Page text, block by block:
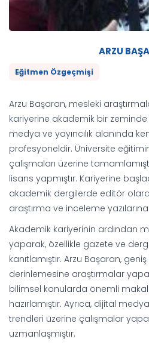
ARZU
Eğitmen Özgeçmişi
Arzu Başaran, mesleki
kariyerine akademik bir
medya ve yayıncılık alanında
profesyoneldir. Üniversite
çalışmaları üzerine
lisans yapmıştır. Kariyerine
akademik dergilerde editör
araştırma ve inceleme
Akademik kariyerinin ardından
yaparak, özellikle gazete ve dergi
kanıtlamıştır. Arzu Başaran,
derinlemesine araştırmalar
bilimsel konularda önemli
hazırlamıştır. Ayrıca, dijital
trendleri üzerine çalışmalar
uzmanlaşmıştır.